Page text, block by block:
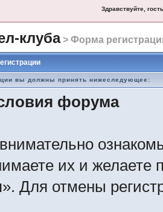
Здравствуйте, гость
клуба> Форма
вы должны принять нижеследующее:
форума
их и желаете
Для отмены